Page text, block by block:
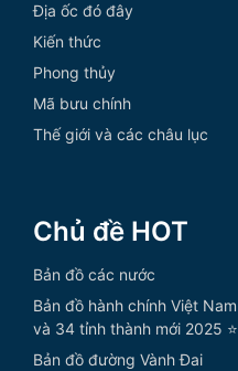
Địa ốc đó đây
Kiến thức
Phong thủy
Mã bưu chính
Thế giới và các châu lục
Chủ đề HOT
Bản đồ các nước
Bản đồ hành chính Việt Nam
và 34 tỉnh thành mới 2025 ⭐
Bản đồ đường Vành Đai